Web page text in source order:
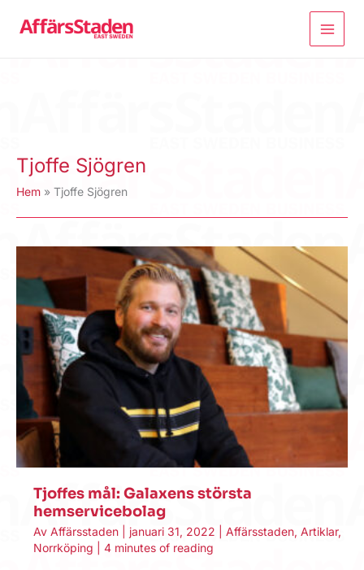
Tjoffe Sjögren
Hem Tjoffe Sjögren
Tjoffes mål: Galaxens största
hemservicebolag
Av Affärsstaden januari 31, 2022 Affärsstaden, Artiklar,
Norrköping
4 minutes of reading